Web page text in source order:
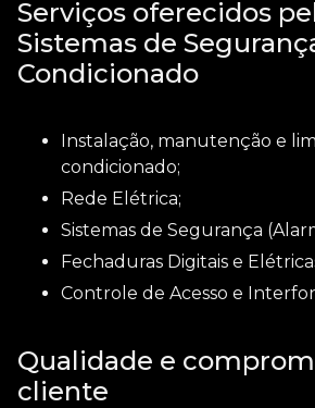
Serviços oferecidos
Sistemas de
Condicionado
Instalação, manutenção e limpeza de ar-
condicionado;
Rede Elétrica;
Sistemas de Segurança
Fechaduras Digitais e
Controle de Acesso e
Qualidade e
cliente